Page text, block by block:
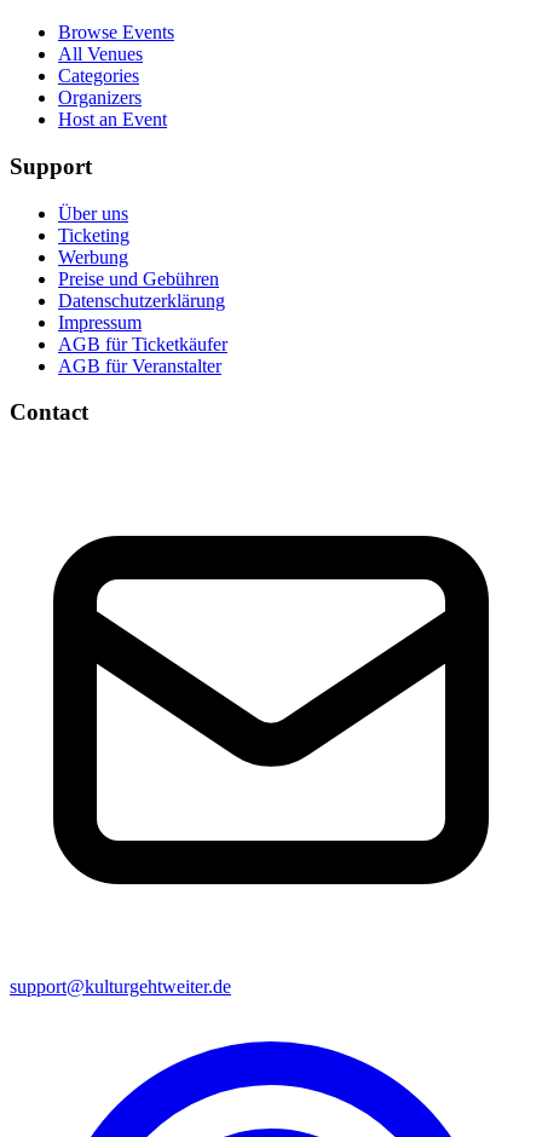
Browse Events
All Venues
Categories
Organizers
Host an Event
Support
Über uns
Ticketing
Werbung
Preise und Gebühren
Datenschutzerklärung
Impressum
AGB für Ticketkäufer
AGB für Veranstalter
Contact
support@kulturgehtweiter.de